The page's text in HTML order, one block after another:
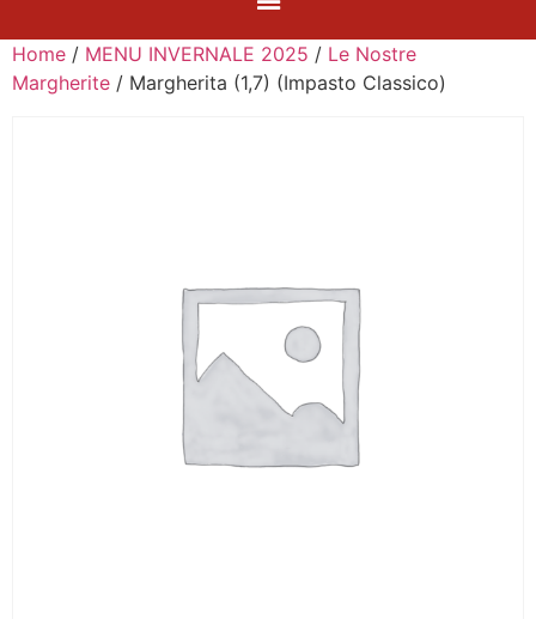
Home / MENU INVERNALE 2025 / Le Nostre
Margherite / Margherita (1,7) (Impasto Classico)